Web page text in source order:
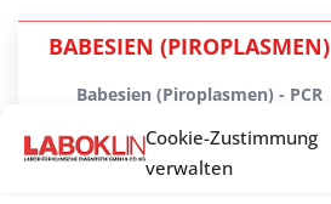
Cookie-Zustimmung
verwalten
BABESIEN (PIROPLASMEN)
Babesien (Piroplasmen) - PCR
Babesien - Antikörper